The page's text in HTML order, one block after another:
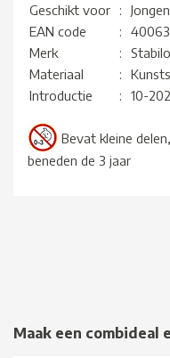
Geschikt voor
:
EAN code
:
Merk
:
Stabilo
Materiaal
:
Introductie
: 10-
Bevat kleine
beneden de 3 jaar
Maak een combideal